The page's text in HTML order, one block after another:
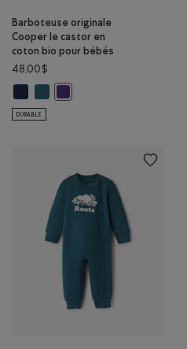
Barboteuse originale
Cooper le castor en
coton bio pour bébés
48,00$
DURABLE